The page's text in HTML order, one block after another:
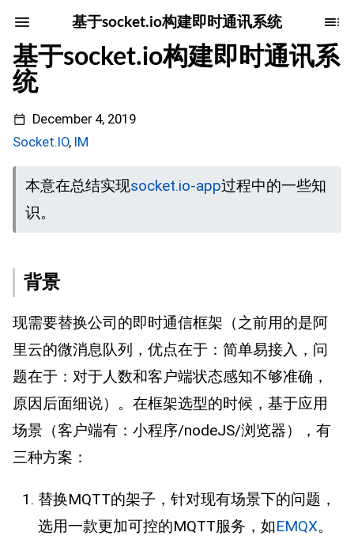
基于socket.io构建即时通讯系统
基于socket.io构建即时通讯系
统
December 4, 2019
Socket.IO, IM
本意在总结实现socket.io-app过程中的一些知
识。
背景
现需要替换公司的即时通信框架（之前用的是阿
里云的微消息队列，优点在于：简单易接入，问
题在于：对于人数和客户端状态感知不够准确，
原因后面细说）。在框架选型的时候，基于应用
场景（客户端有：小程序/nodeJS/浏览器），有
三种方案：
替换MQTT的架子，针对现有场景下的问题，
选用一款更加可控的MQTT服务，如EMQX。